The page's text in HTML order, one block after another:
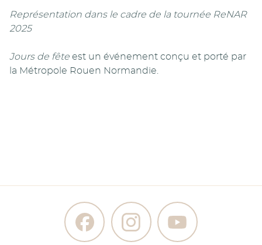
Représentation dans le cadre de la tournée ReNAR
2025
Jours de fête est un événement conçu et porté par
la Métropole Rouen Normandie.